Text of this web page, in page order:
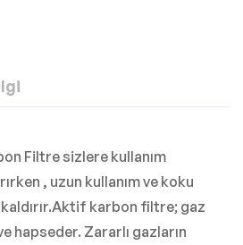
Filtre sizlere kullanım
, uzun kullanım ve koku
karbon filtre; gaz
hapseder. Zararlı gazların